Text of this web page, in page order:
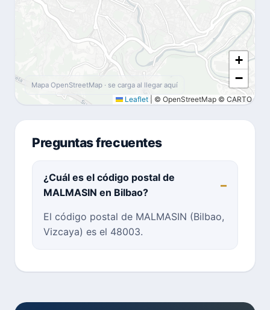
+
−
Leaflet © OpenStreetMap © CARTO
Mapa OpenStreetMap · se carga al llegar aquí
Preguntas frecuentes
¿Cuál es el código postal de
MALMASIN en Bilbao?
El código postal de MALMASIN (Bilbao,
Vizcaya) es el 48003.